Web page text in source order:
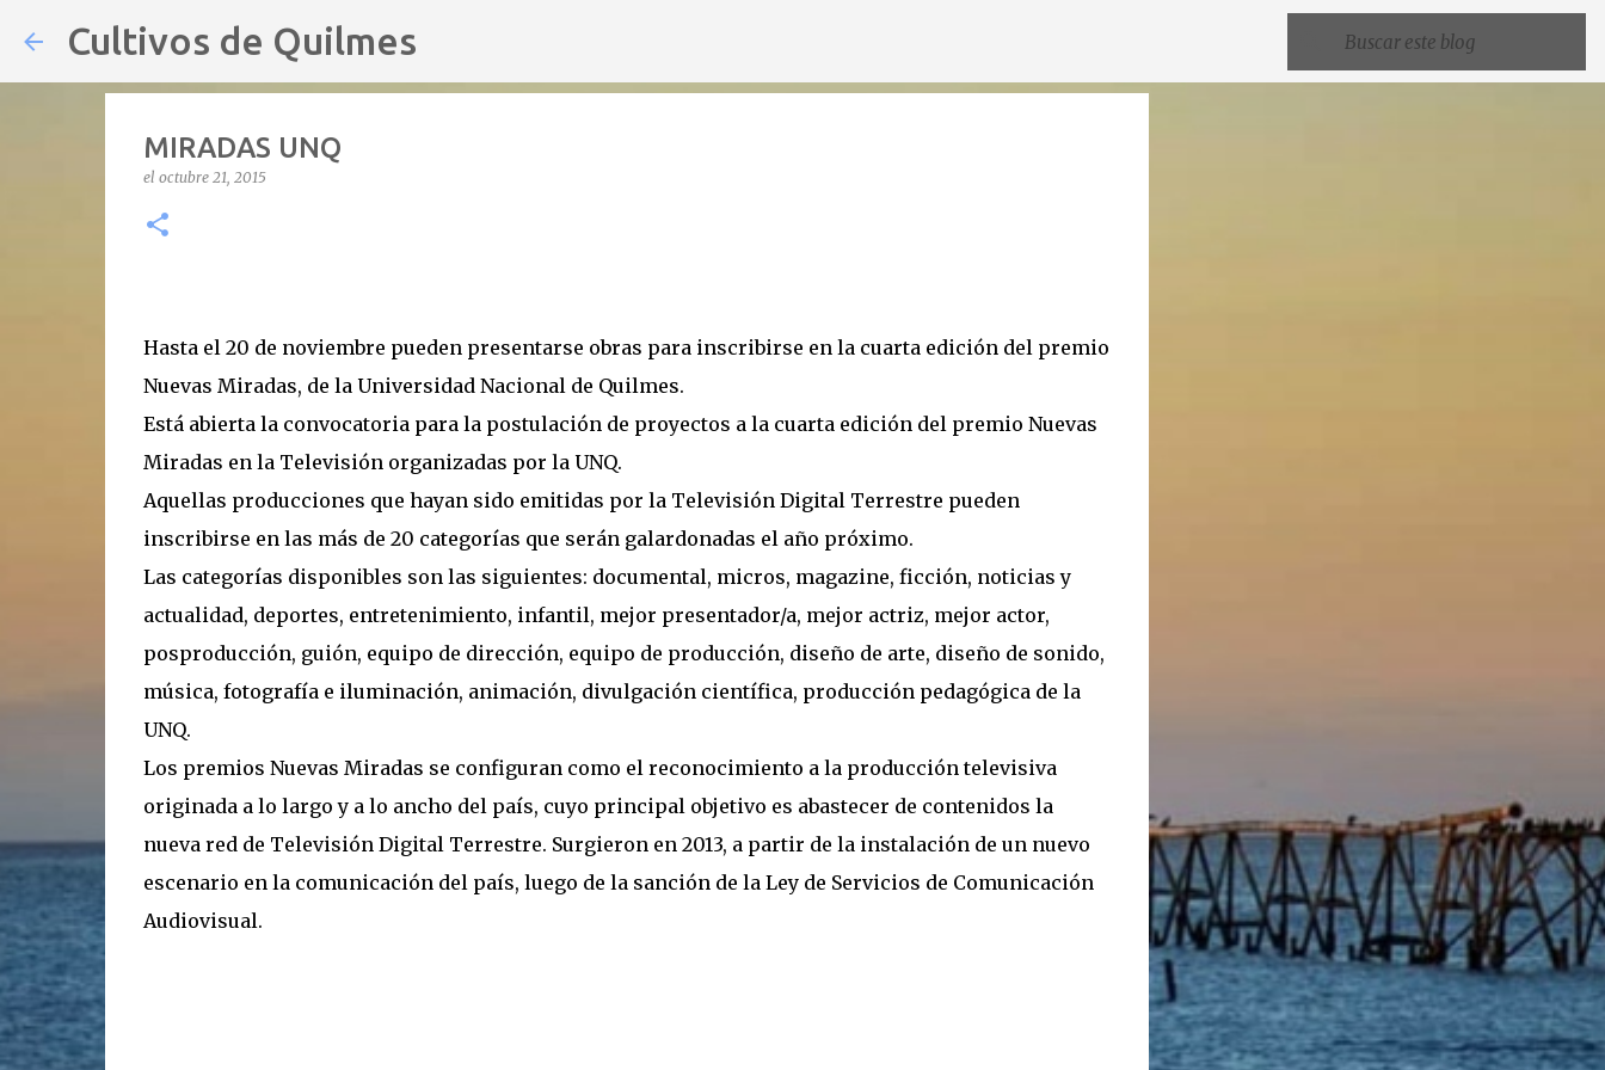
Cultivos de Quilmes
MIRADAS UNQ
el octubre 21, 2015
Hasta el 20 de noviembre pueden presentarse obras para inscribirse en la cuarta edición del premio
Nuevas Miradas, de la Universidad Nacional de Quilmes.
Está abierta la convocatoria para la postulación de proyectos a la cuarta edición del premio Nuevas
Miradas en la Televisión organizadas por la UNQ.
Aquellas producciones que hayan sido emitidas por la Televisión Digital Terrestre pueden
inscribirse en las más de 20 categorías que serán galardonadas el año próximo.
Las categorías disponibles son las siguientes: documental, micros, magazine, ficción, noticias y
actualidad, deportes, entretenimiento, infantil, mejor presentador/a, mejor actriz, mejor actor,
posproducción, guión, equipo de dirección, equipo de producción, diseño de arte, diseño de sonido,
música, fotografía e iluminación, animación, divulgación científica, producción pedagógica de la
UNQ.
Los premios Nuevas Miradas se configuran como el reconocimiento a la producción televisiva
originada a lo largo y a lo ancho del país, cuyo principal objetivo es abastecer de contenidos la
nueva red de Televisión Digital Terrestre. Surgieron en 2013, a partir de la instalación de un nuevo
escenario en la comunicación del país, luego de la sanción de la Ley de Servicios de Comunicación
Audiovisual.